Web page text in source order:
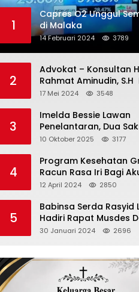
1
Capres O2 Unggul
di Malaka
14 Februari 2024 3789
2
Advokat – Konsultan
Rahmat Aminudin, S.H
“Polisi Segara
17 Mei 2024 3548
3
Imelda Bessie Lawan
Penelantaran, Dua
Diperiksa
10 Oktober 2025 3177
4
Program Kesehatan
Racun Rasa Iri Bagi
Palsu Medsos
12 April 2024 2850
5
Babinsa Serda Rasyid Lasim
Hadiri Rapat Musdes
Pebahasan RAPBDES
30 Januari 2024 2696